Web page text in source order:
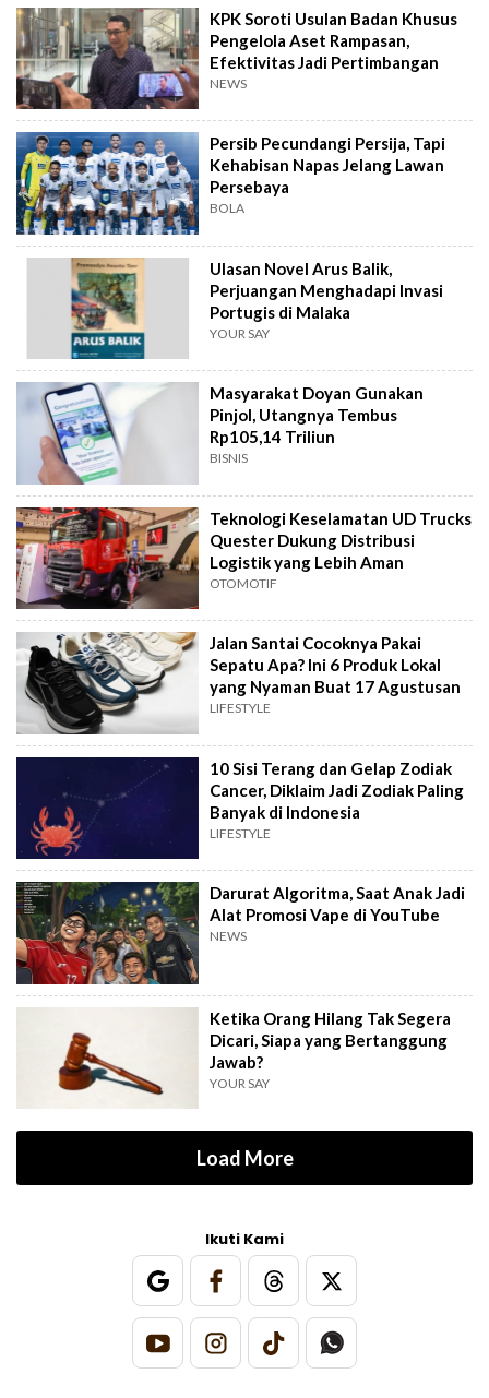
KPK Soroti Usulan Badan Khusus
Pengelola Aset Rampasan,
Efektivitas Jadi Pertimbangan
NEWS
Persib Pecundangi Persija, Tapi
Kehabisan Napas Jelang Lawan
Persebaya
BOLA
Ulasan Novel Arus Balik,
Perjuangan Menghadapi Invasi
Portugis di Malaka
YOUR SAY
Masyarakat Doyan Gunakan
Pinjol, Utangnya Tembus
Rp105,14 Triliun
BISNIS
Teknologi Keselamatan UD Trucks
Quester Dukung Distribusi
Logistik yang Lebih Aman
OTOMOTIF
Jalan Santai Cocoknya Pakai
Sepatu Apa? Ini 6 Produk Lokal
yang Nyaman Buat 17 Agustusan
LIFESTYLE
10 Sisi Terang dan Gelap Zodiak
Cancer, Diklaim Jadi Zodiak Paling
Banyak di Indonesia
LIFESTYLE
Darurat Algoritma, Saat Anak Jadi
Alat Promosi Vape di YouTube
NEWS
Ketika Orang Hilang Tak Segera
Dicari, Siapa yang Bertanggung
Jawab?
YOUR SAY
Load More
Ikuti Kami